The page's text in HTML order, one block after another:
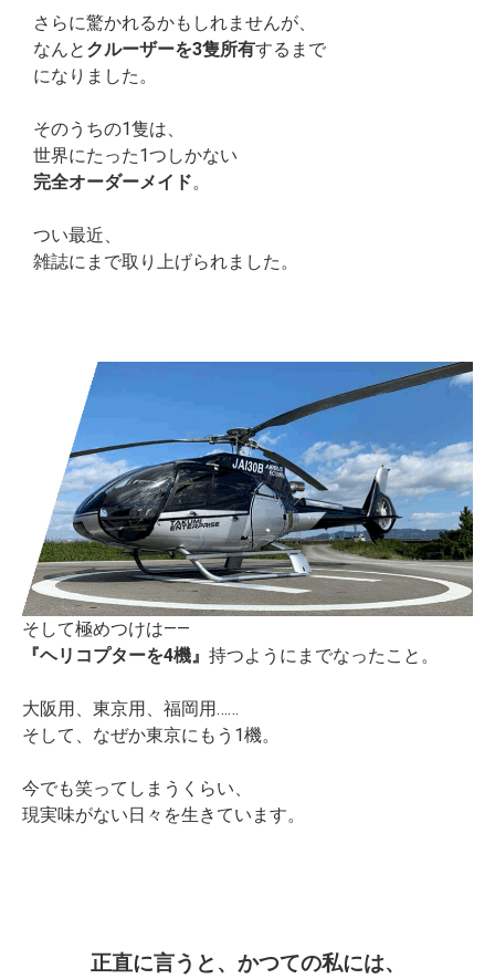
さらに驚かれるかもしれませんが、
なんと クルーザーを3隻所有するまで
になりました。
そのうちの1隻は、
世界にたった1つしかない
完全オーダーメイド。
つい最近、
雑誌にまで取り上げられました。
そして極めつけは——
『ヘリコプターを4機』 持つようにまでなったこと。
大阪用、東京用、福岡用……
そして、なぜか東京にもう1機。
今でも笑ってしまうくらい、
現実味がない日々を生きています。
正直に言うと、 かつての私には、